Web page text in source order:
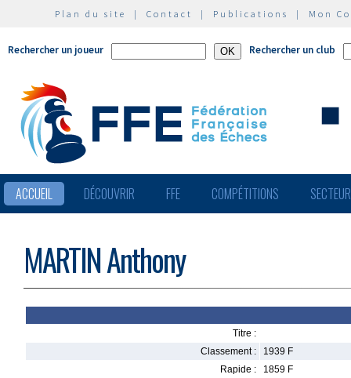
Plan du site | Contact | Publications | Mon
Rechercher un joueur Rechercher un club
ACCUEIL DÉCOUVRIR FFE COMPÉTITIONS
MARTIN Anthony
Titre :
Classement :
1939 F
Rapide :
1859 F